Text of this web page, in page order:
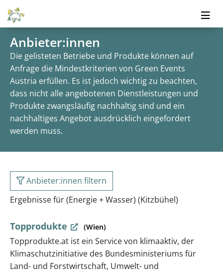
Anbieter:innen
Die gelisteten Betriebe und Produkte können auf
Anfrage die Mindestkriterien von Green Events
Austria erfüllen. Es ist jedoch wichtig zu beachten,
dass nicht alle angebotenen Dienstleistungen und
Produkte zwangsläufig nachhaltig sind und ein
nachhaltiges Angebot ausdrücklich eingefordert
werden muss.
Anbieter:innen filtern
Ergebnisse für (Energie + Wasser) (Kitzbühel)
Topprodukte (Wien)
Topprodukte.at ist ein Service von klimaaktiv, der
Klimaschutzinitiative des Bundesministeriums für
Land- und Forstwirtschaft, Umwelt- und